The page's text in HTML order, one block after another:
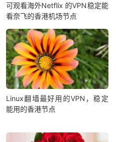
可观看海外Netflix 的VPN稳定能
看奈飞的香港机场节点
Linux翻墙最好用的VPN，稳定
能用的香港节点